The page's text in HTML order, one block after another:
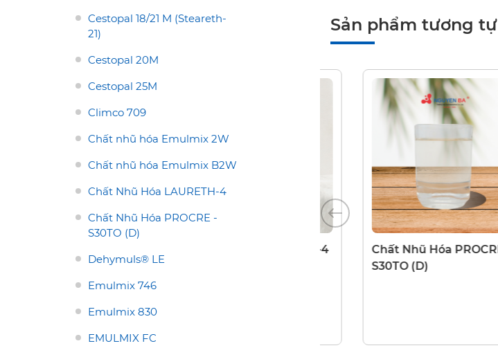
Cestopal 18/21 M (Steareth-
21)
Cestopal 20M
Cestopal 25M
Climco 709
Chất nhũ hóa Emulmix 2W
Chất nhũ hóa Emulmix B2W
Chất Nhũ Hóa LAURETH-4
Chất Nhũ Hóa PROCRE -
S30TO (D)
Dehymuls® LE
Emulmix 746
Emulmix 830
EMULMIX FC
Sản phẩm tương tự
CHẤT NHŨ HÓA
Chất Nhũ Hóa PROCRE -
S30TO (D)